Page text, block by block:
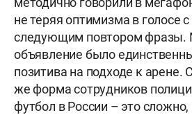
не теряя оптимизма в голосе
следующим повтором фразы.
объявление было
позитива на подходе к арене.
же форма сотрудников
футбол в России – это